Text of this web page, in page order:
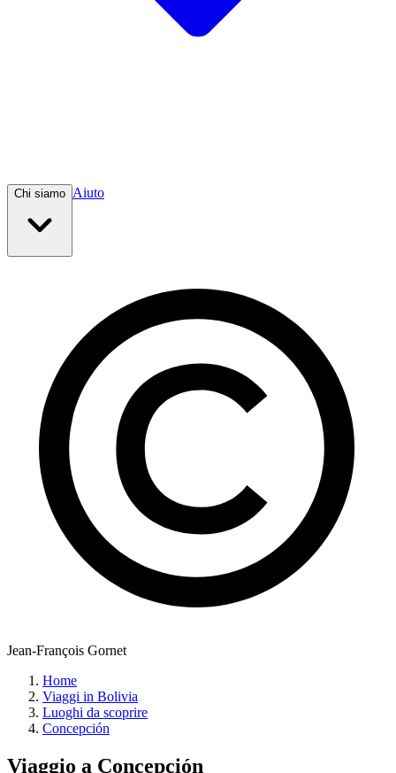
Chi siamo Aiuto
Jean-François Gornet
Home
Viaggi in Bolivia
Luoghi da scoprire
Concepción
Viaggio a Concepción